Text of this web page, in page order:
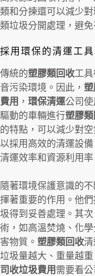
類和分揀還可以減少
類垃圾分開處理，避
採用環保的清運工
傳統的塑膠類回收工
音污染環境。因此， 塑
費用 ， 環保清運公司使
驅動的車輛進行塑膠
的特點，可以減少對
以採用高效的清運設
清運效率和資源利用率
隨著環境保護意識的不
揮著重要的作用。他
圾得到妥善處理。其
術，如高溫焚燒、化
害物質。 塑膠類回收清
垃圾量越大、重量越重
司收垃圾費用 需要看公